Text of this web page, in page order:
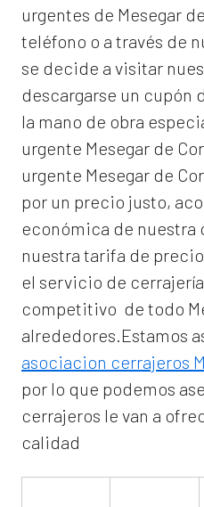
urgentes de Mesegar
teléfono o a través de
se decide a visitar
descargarse un cupón
la mano de obra
urgente Mesegar de
urgente Mesegar de
por un precio justo,
económica de nuestra
nuestra tarifa de
el servicio de
competitivo de todo
alrededores.Estamos
asociacion cerrajeros
por lo que podemos
cerrajeros le van a
calidad